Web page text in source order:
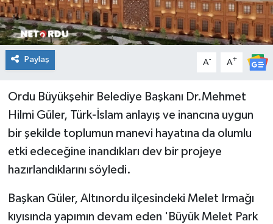
Paylaş A- A+
Ordu Büyükşehir Belediye Başkanı Dr.Mehmet
Hilmi Güler, Türk-İslam anlayış ve inancına uygun
bir şekilde toplumun manevi hayatına da olumlu
etki edeceğine inandıkları dev bir projeye
hazırlandıklarını söyledi.
Başkan Güler, Altınordu ilçesindeki Melet Irmağı
kıyısında yapımın devam eden 'Büyük Melet Park
ÖZEL HABER
POLİTİKA
SAĞLIK
SPOR
TEKNOLOJİ